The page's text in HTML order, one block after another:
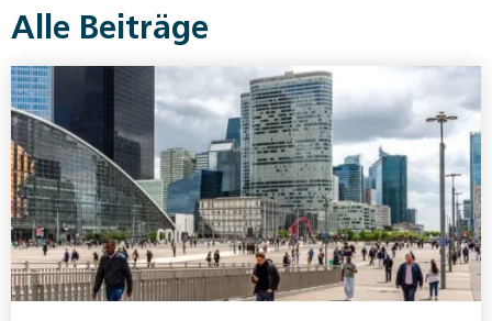
Alle Beiträge